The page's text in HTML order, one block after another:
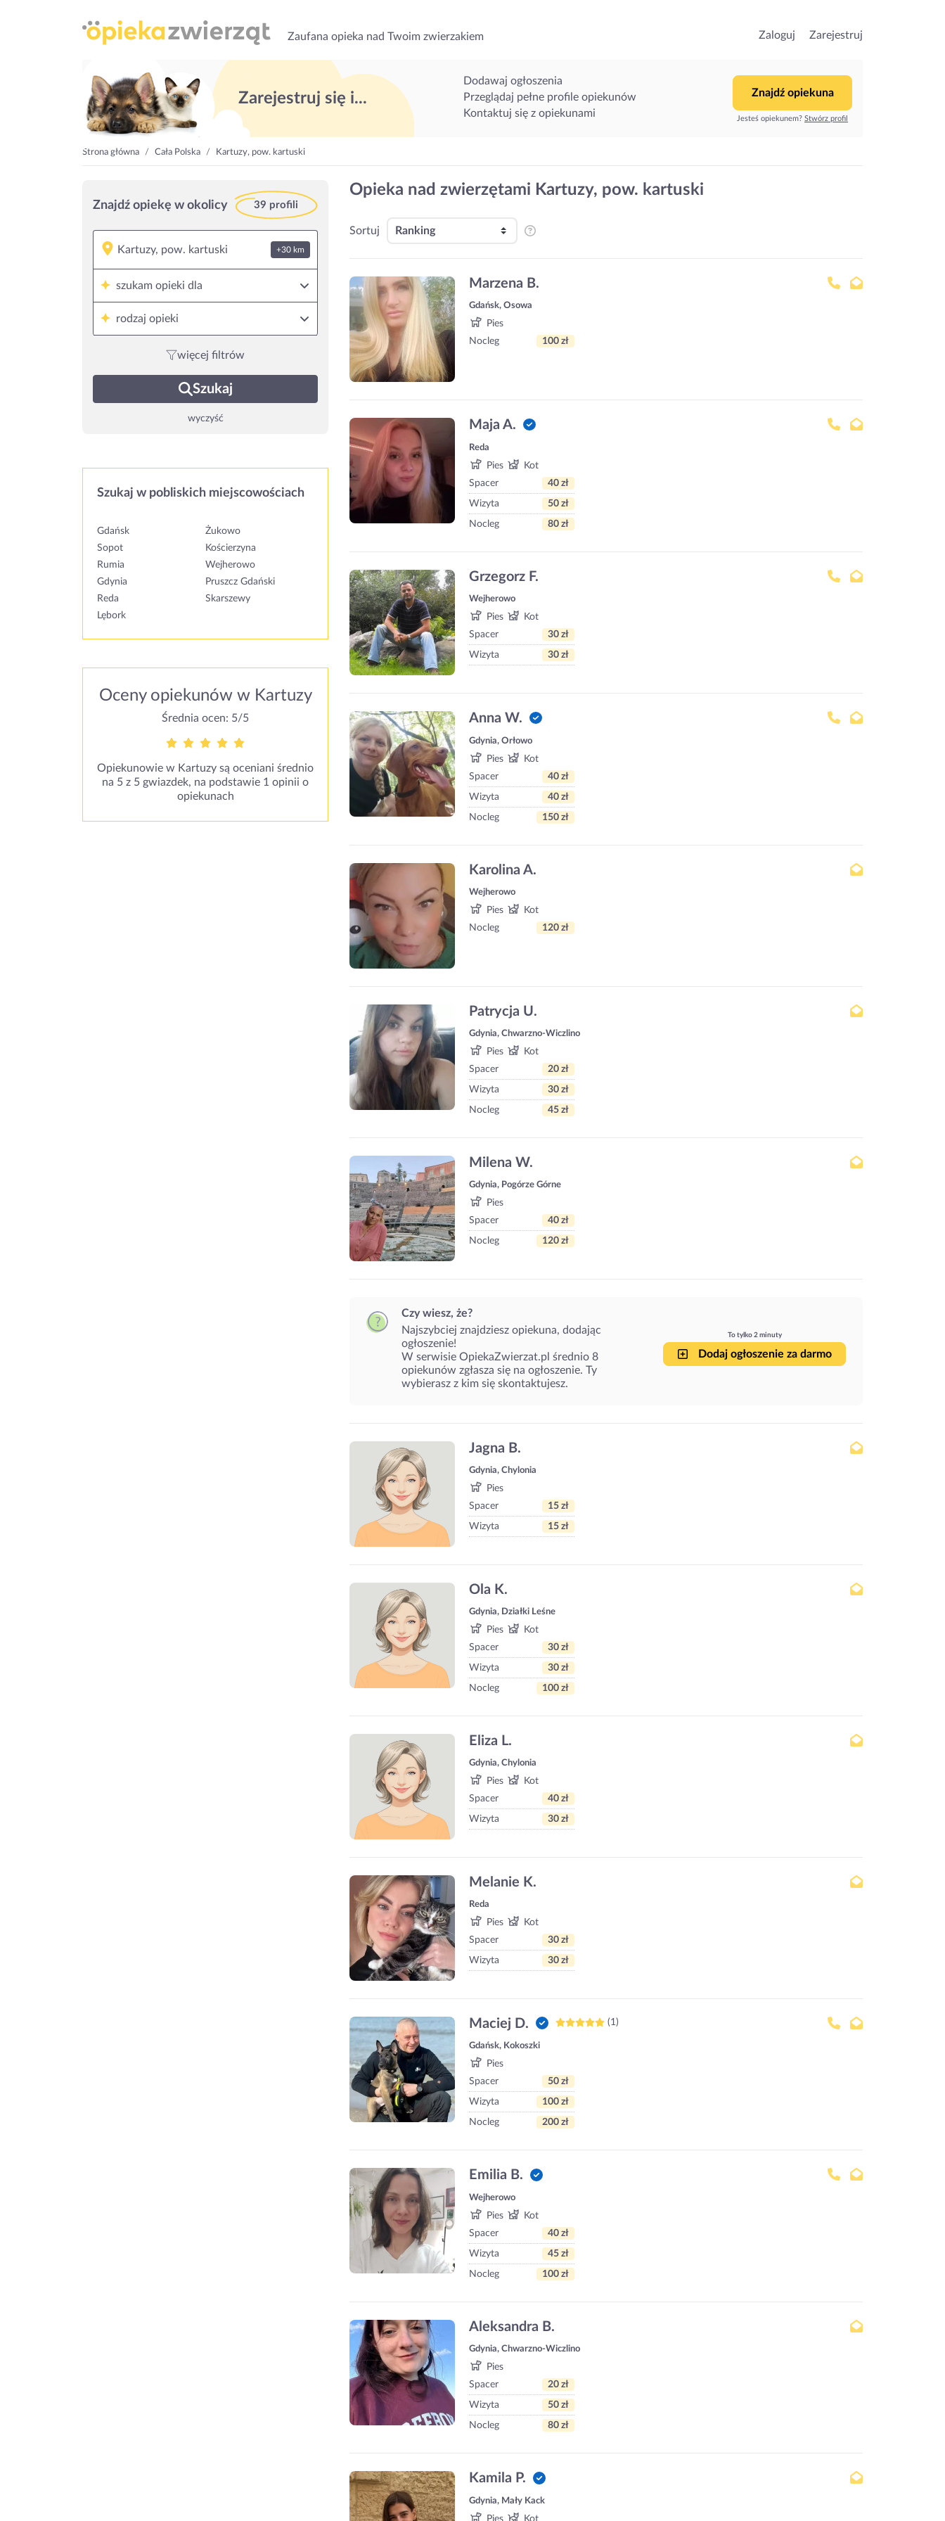
Zaufana opieka nad Twoim zwierzakiem Zaloguj Zarejestruj
Zarejestruj się i...
Dodawaj ogłoszenia
Przeglądaj pełne profile opiekunów
Kontaktuj się z opiekunami
Znajdź opiekuna
Jesteś opiekunem? Stwórz profil
Strona główna Cała Polska Kartuzy, pow. kartuski
Znajdź opiekę w okolicy 39 profili
+30 km
szukam opieki dla
rodzaj opieki
więcej filtrów
Szukaj
wyczyść
Szukaj w pobliskich miejscowościach
Gdańsk
Żukowo
Sopot
Kościerzyna
Rumia
Wejherowo
Gdynia
Pruszcz Gdański
Reda
Skarszewy
Lębork
Oceny opiekunów w Kartuzy
Średnia ocen: 5/5
Opiekunowie w Kartuzy są oceniani średnio
na 5 z 5 gwiazdek, na podstawie 1 opinii o
opiekunach
Opieka nad zwierzętami Kartuzy, pow. kartuski
Sortuj
Marzena B.
Gdańsk, Osowa
Pies
Nocleg
100 zł
Maja A.
Reda
Pies
Kot
Spacer
40 zł
Wizyta 50 zł
Nocleg 80 zł
Grzegorz F.
Wejherowo
Pies
Kot
Spacer
30 zł
Wizyta 30 zł
Anna W.
Gdynia, Orłowo
Pies
Kot
Spacer
40 zł
Wizyta 40 zł
Nocleg 150 zł
Karolina A.
Wejherowo
Pies
Kot
Nocleg
120 zł
Patrycja U.
Gdynia, Chwarzno-Wiczlino
Pies
Kot
Spacer
20 zł
Wizyta 30 zł
Nocleg 45 zł
Milena W.
Gdynia, Pogórze Górne
Pies
Spacer
40 zł
Nocleg 120 zł
Czy wiesz, że?
Najszybciej znajdziesz opiekuna, dodając
ogłoszenie!
W serwisie OpiekaZwierzat.pl średnio 8
opiekunów zgłasza się na ogłoszenie. Ty
wybierasz z kim się skontaktujesz.
To tylko 2 minuty
Dodaj ogłoszenie za darmo
Jagna B.
Gdynia, Chylonia
Pies
Spacer
15 zł
Wizyta 15 zł
Ola K.
Gdynia, Działki Leśne
Pies
Kot
Spacer
30 zł
Wizyta 30 zł
Nocleg 100 zł
Eliza L.
Gdynia, Chylonia
Pies
Kot
Spacer
40 zł
Wizyta 30 zł
Melanie K.
Reda
Pies
Kot
Spacer
30 zł
Wizyta 30 zł
Maciej D. (1)
Gdańsk, Kokoszki
Pies
Spacer
50 zł
Wizyta 100 zł
Nocleg 200 zł
Emilia B.
Wejherowo
Pies
Kot
Spacer
40 zł
Wizyta 45 zł
Nocleg 100 zł
Aleksandra B.
Gdynia, Chwarzno-Wiczlino
Pies
Spacer
20 zł
Wizyta 50 zł
Nocleg 80 zł
Kamila P.
Gdynia, Mały Kack
Pies Kot